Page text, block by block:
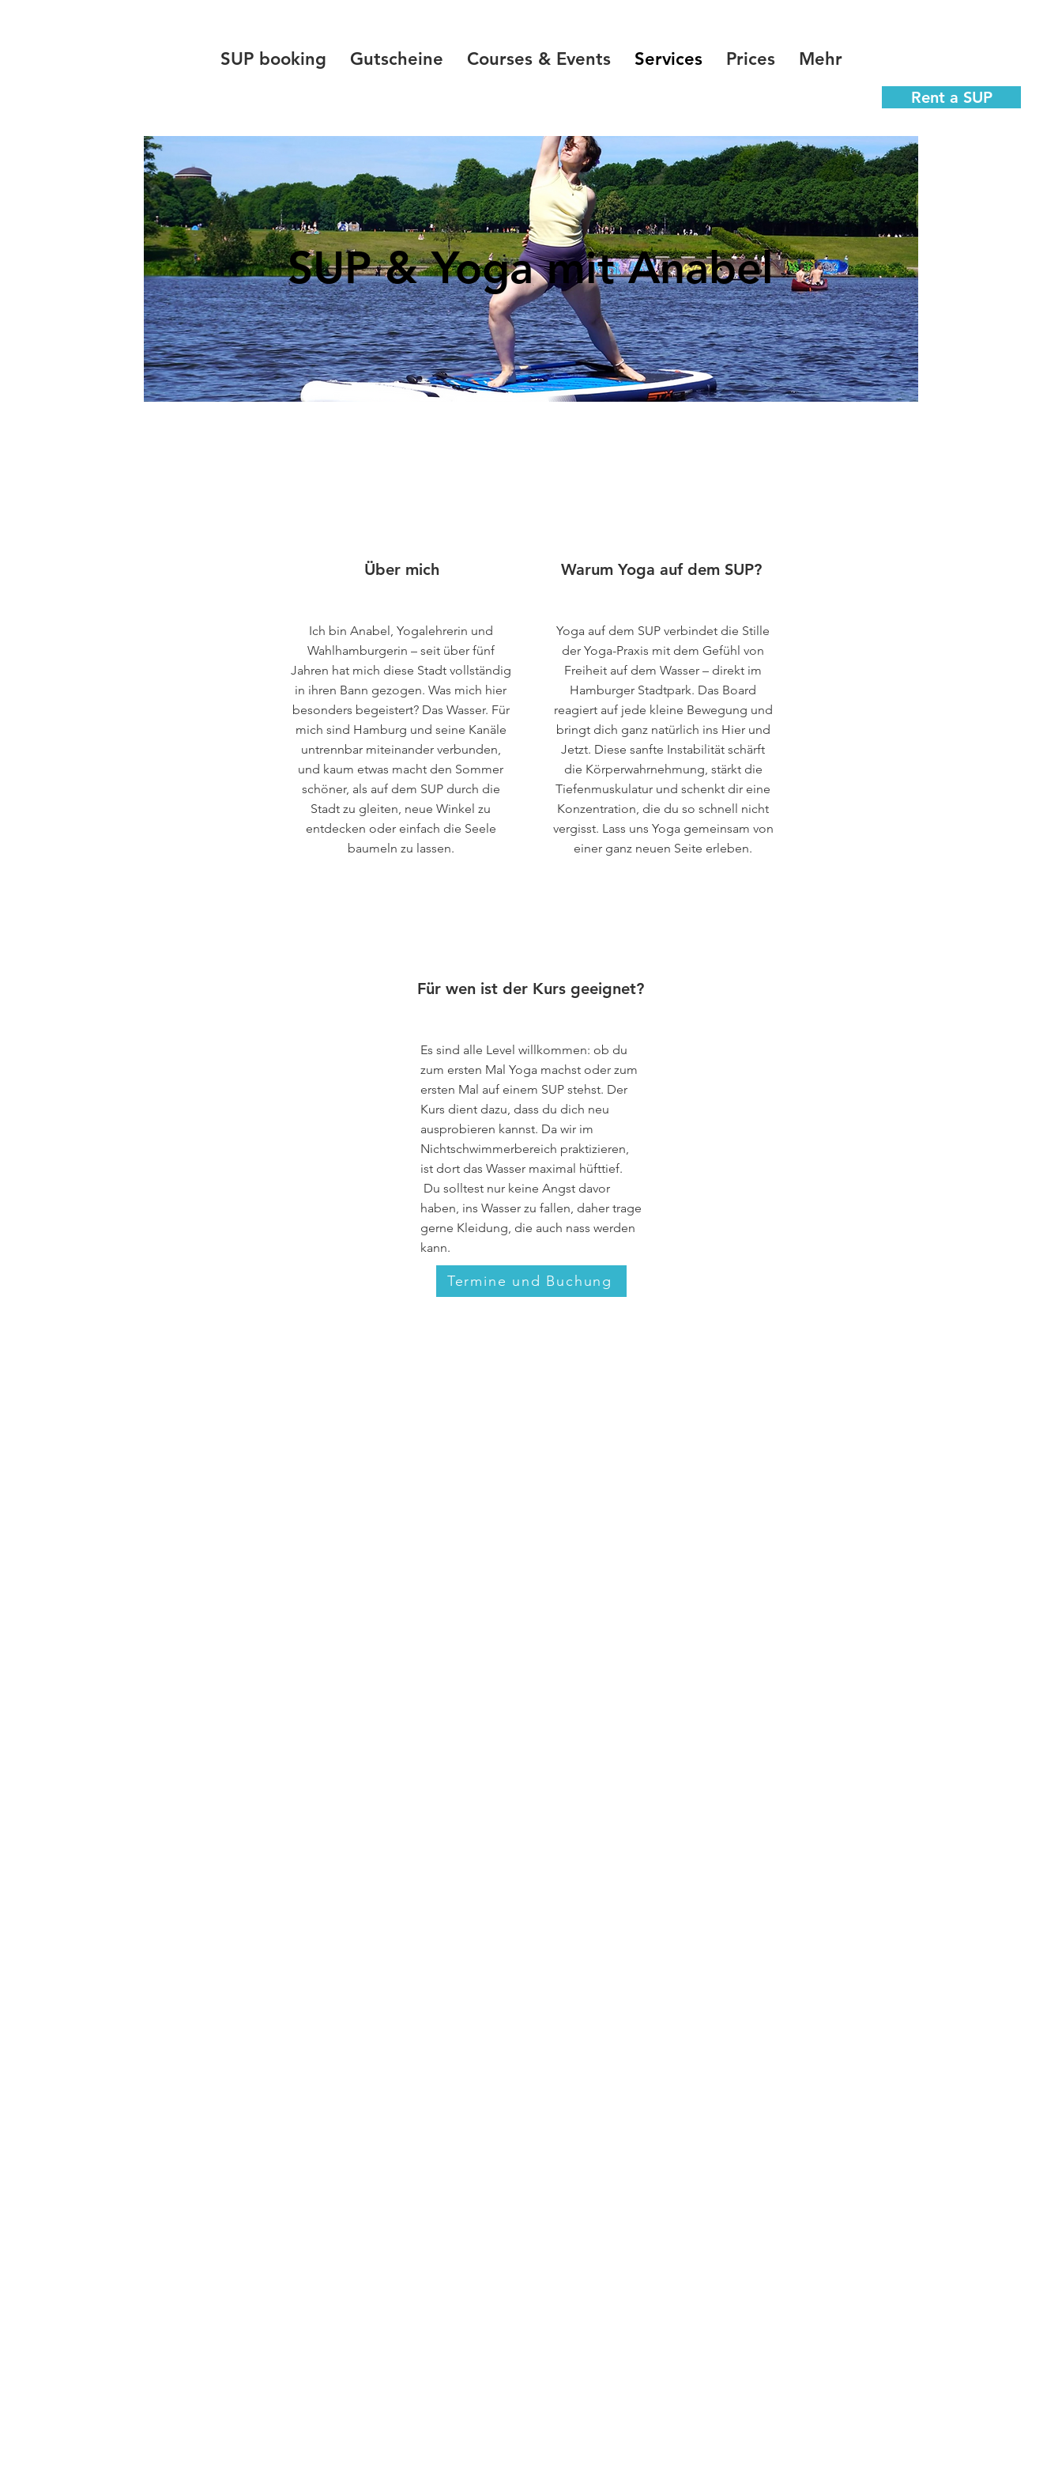
HAMBURG
SUP booking Gutscheine Courses & Events Services Prices Mehr
Rent a SUP
SUP & Yoga mit Anabel
Über mich
Ich bin Anabel, Yogalehrerin und
Wahlhamburgerin – seit über fünf
Jahren hat mich diese Stadt vollständig
in ihren Bann gezogen. Was mich hier
besonders begeistert? Das Wasser. Für
mich sind Hamburg und seine Kanäle
untrennbar miteinander verbunden,
und kaum etwas macht den Sommer
schöner, als auf dem SUP durch die
Stadt zu gleiten, neue Winkel zu
entdecken oder einfach die Seele
baumeln zu lassen.
Warum Yoga auf dem SUP?
Yoga auf dem SUP verbindet die Stille
der Yoga-Praxis mit dem Gefühl von
Freiheit auf dem Wasser – direkt im
Hamburger Stadtpark. Das Board
reagiert auf jede kleine Bewegung und
bringt dich ganz natürlich ins Hier und
Jetzt. Diese sanfte Instabilität schärft
die Körperwahrnehmung, stärkt die
Tiefenmuskulatur und schenkt dir eine
Konzentration, die du so schnell nicht
vergisst. Lass uns Yoga gemeinsam von
einer ganz neuen Seite erleben.
Für wen ist der Kurs geeignet?
Es sind alle Level willkommen: ob du
zum ersten Mal Yoga machst oder zum
ersten Mal auf einem SUP stehst. Der
Kurs dient dazu, dass du dich neu
ausprobieren kannst. Da wir im
Nichtschwimmerbereich praktizieren,
ist dort das Wasser maximal hüfttief.
Du solltest nur keine Angst davor
haben, ins Wasser zu fallen, daher trage
gerne Kleidung, die auch nass werden
kann.
Termine und Buchung